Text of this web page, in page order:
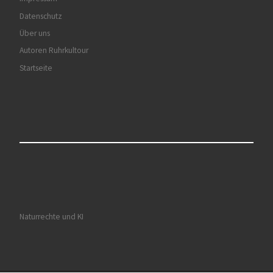
Datenschutz
Über uns
Autoren Ruhrkultour
Startseite
Naturrechte und KI